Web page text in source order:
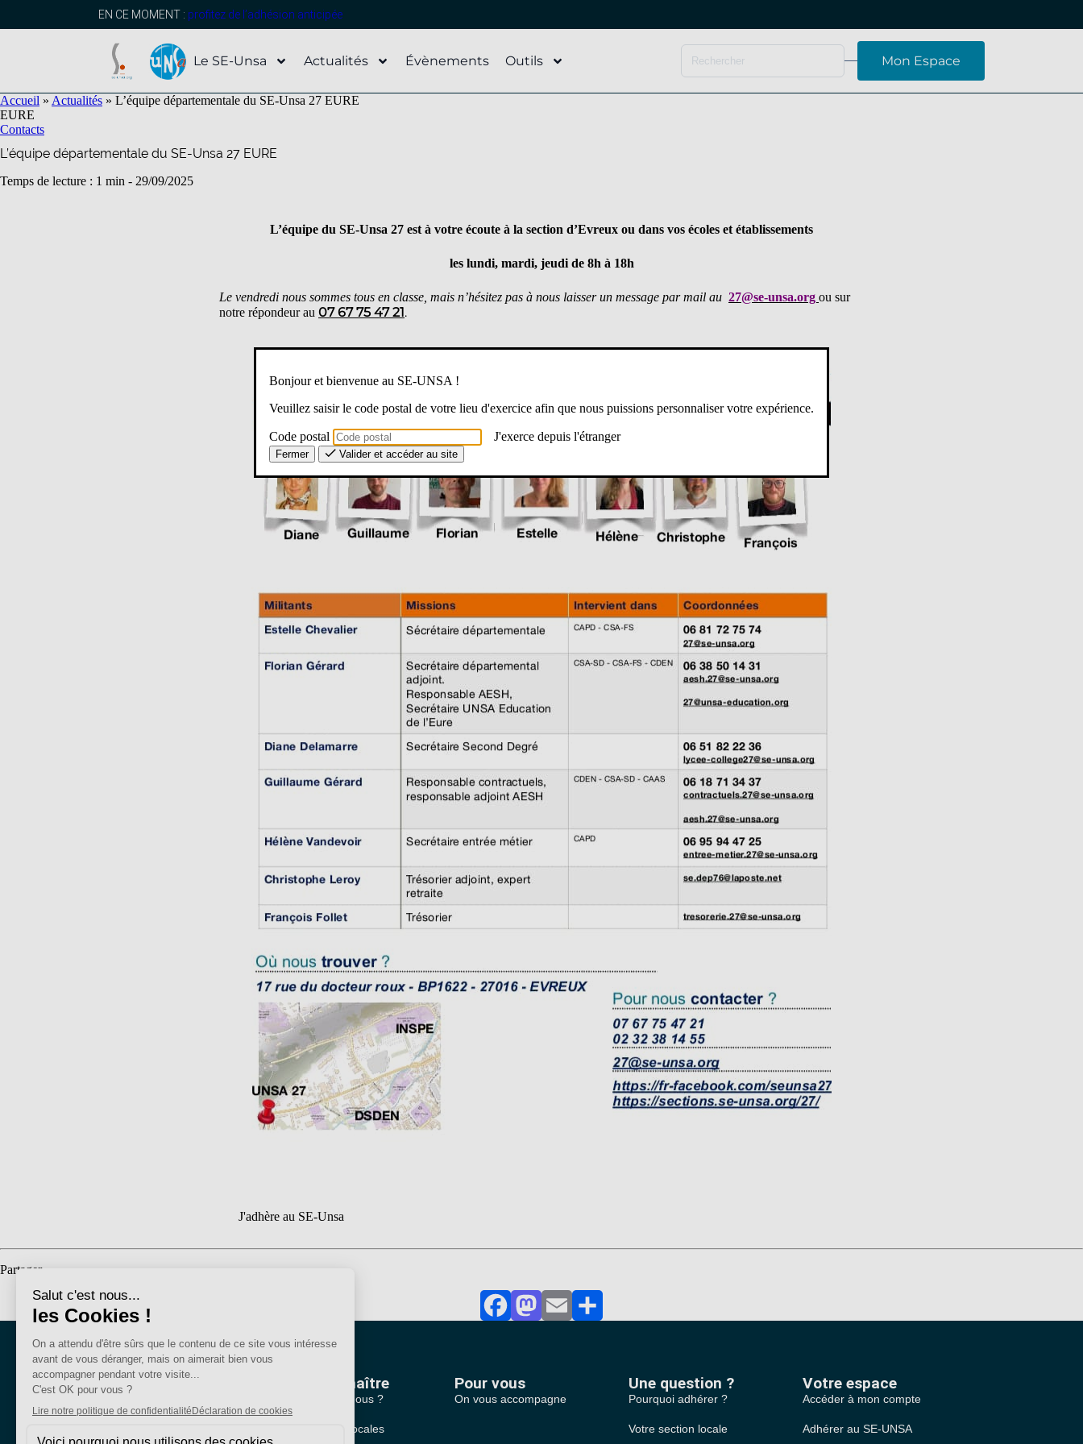
EN CE MOMENT : profitez de l’adhésion anticipée
Le SE-Unsa Actualités Évènements Outils Mon Espace
Accueil » Actualités » L’équipe départementale du SE-Unsa 27 EURE
EURE
Contacts
L’équipe départementale du SE-Unsa 27 EURE
Temps de lecture : 1 min - 29/09/2025
L’équipe du SE-Unsa 27 est à votre écoute à la section d’Evreux ou dans vos écoles et établissements
les lundi, mardi, jeudi de 8h à 18h
Le vendredi nous sommes tous en classe, mais n’hésitez pas à nous laisser un message par mail au 27@se-unsa.org ou sur
notre répondeur au 07 67 75 47 21.
J'adhère au SE-Unsa
Partager
FacebookMastodon
EmailPartager
Nous connaître
Qui sommes-nous ?
Nos sections locales
Pour vous
On vous accompagne
Une question ?
Pourquoi adhérer ?
Votre section locale
Votre espace
Accéder à mon compte
Adhérer au SE-UNSA
Bonjour et bienvenue au SE-UNSA !
Veuillez saisir le code postal de votre lieu d'exercice afin que nous puissions personnaliser votre expérience.
Code postal J'exerce depuis l'étranger
Fermer Valider et accéder au site